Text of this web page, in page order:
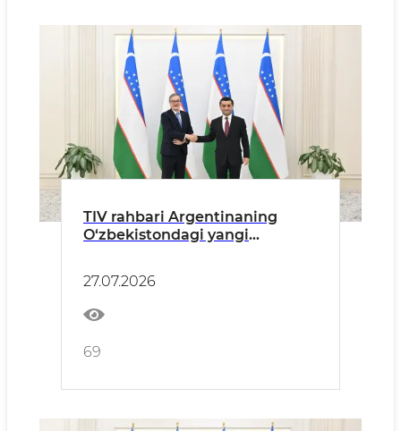
TIV rahbari Argentinaning
O‘zbekistondagi yangi
27.07.2026
69